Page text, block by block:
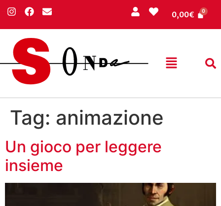
0,00€
Tag: animazione
Un gioco per leggere
insieme